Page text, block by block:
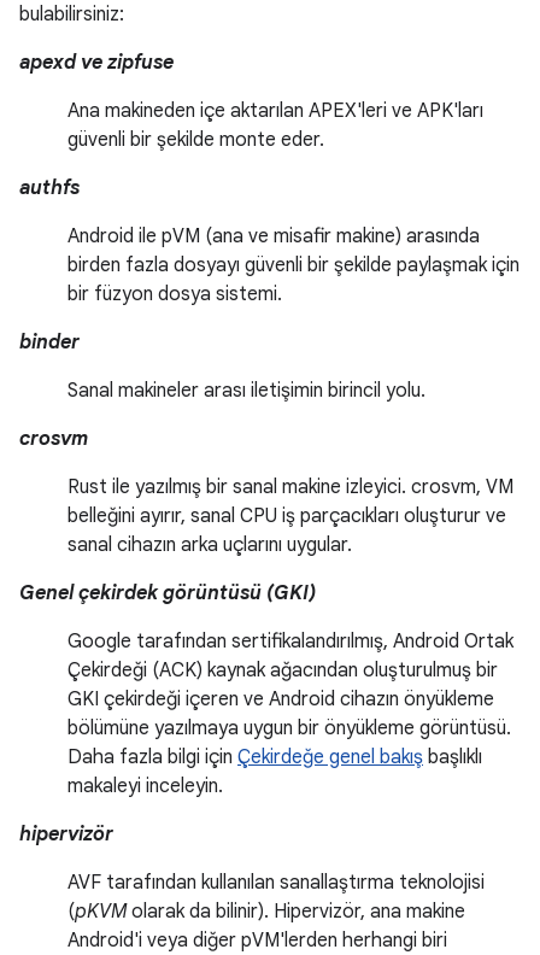
bulabilirsiniz:
apexd ve zipfuse
Ana makineden içe aktarılan APEX'leri ve APK'ları
güvenli bir şekilde monte eder.
authfs
Android ile pVM (ana ve misafir makine) arasında
birden fazla dosyayı güvenli bir şekilde paylaşmak için
bir füzyon dosya sistemi.
binder
Sanal makineler arası iletişimin birincil yolu.
crosvm
Rust ile yazılmış bir sanal makine izleyici. crosvm, VM
belleğini ayırır, sanal CPU iş parçacıkları oluşturur ve
sanal cihazın arka uçlarını uygular.
Genel çekirdek görüntüsü (GKI)
Google tarafından sertifikalandırılmış, Android Ortak
Çekirdeği (ACK) kaynak ağacından oluşturulmuş bir
GKI çekirdeği içeren ve Android cihazın önyükleme
bölümüne yazılmaya uygun bir önyükleme görüntüsü.
Daha fazla bilgi için Çekirdeğe genel bakış başlıklı
makaleyi inceleyin.
hipervizör
AVF tarafından kullanılan sanallaştırma teknolojisi
(pKVMolarak da bilinir). Hipervizör, ana makine
Android'i veya diğer pVM'lerden herhangi biri